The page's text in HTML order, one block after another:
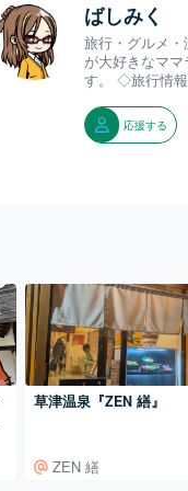
ばしみく
旅行・グルメ
が大好きなマ
す。 ◇旅行情
応援する
草津温泉『ZEN 繕』
ZEN 繕